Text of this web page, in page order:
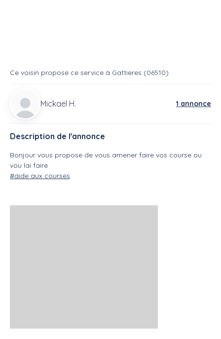
Ce voisin propose ce service à Gattieres (06510)
Mickaël H. 1 annonce
Description de l'annonce
Bonjour vous propose de vous amener faire vos course ou
vou lai faire
#aide aux courses